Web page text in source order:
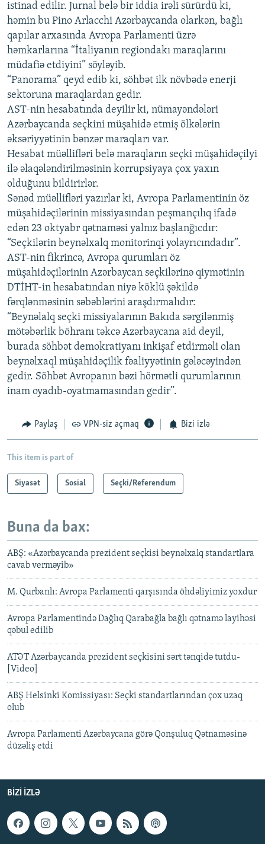
istinad edilir. Jurnal belə bir iddia irəli sürürdü ki,
həmin bu Pino Arlacchi Azərbaycanda olarkən, bağlı
qapılar arxasında Avropa Parlamenti üzrə
həmkarlarına “İtaliyanın regiondakı maraqlarını
müdafiə etdiyini” söyləyib.
“Panorama” qeyd edib ki, söhbət ilk növbədə enerji
sektoruna maraqlardan gedir.
AST-nin hesabatında deyilir ki, nümayəndələri
Azərbaycanda seçkini müşahidə etmiş ölkələrin
əksəriyyətinin bənzər maraqları var.
Hesabat müəllifləri belə maraqların seçki müşahidəçilyi
ilə əlaqələndirilməsinin korrupsiyaya çox yaxın
olduğunu bildirirlər.
Sənəd müəllifləri yazırlar ki, Avropa Parlamentinin öz
müşahidəçilərinin missiyasından peşmançılıq ifadə
edən 23 oktyabr qətnaməsi yalnız başlanğıcdır:
“Seçkilərin beynəlxalq monitorinqi yolayrıcındadır”.
AST-nin fikrincə, Avropa qurumları öz
müşahidəçilərinin Azərbaycan seçkilərinə qiymətinin
DTİHT-in hesabatından niyə köklü şəkildə
fərqlənməsinin səbəblərini araşdırmalıdır:
“Beynəlalq seçki missiyalarının Bakıda sərgilənmiş
mötəbərlik böhranı təkcə Azərbaycana aid deyil,
burada söhbət demokratiyanı inkişaf etdirməli olan
beynəlxaql müşahidəçilik fəaliyyətinin gələcəyindən
gedir. Söhbət Avropanın bəzi hörmətli qurumlarının
inam oyadıb-oyatmamasından gedir”.
Paylaş VPN-siz açmaq Bizi izlə
This item is part of
Siyasət Sosial Seçki/Referendum
Buna da bax:
ABŞ: «Azərbaycanda prezident seçkisi beynəlxalq standartlara
cavab verməyib»
M. Qurbanlı: Avropa Parlamenti qarşısında öhdəliyimiz yoxdur
Avropa Parlamentində Dağlıq Qarabağla bağlı qətnamə layihəsi
qəbul edilib
ATƏT Azərbaycanda prezident seçkisini sərt tənqidə tutdu-
[Video]
ABŞ Helsinki Komissiyası: Seçki standartlarından çox uzaq
olub
Avropa Parlamenti Azərbaycana görə Qonşuluq Qətnaməsinə
düzəliş etdi
BIZI IZLƏ